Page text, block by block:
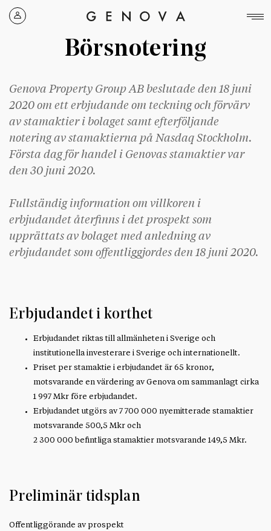
Genova
Group
Börsnotering
Genova Property Group AB beslutade den 18 juni
2020 om ett erbjudande om teckning och förvärv
av stamaktier i bolaget samt efterföljande
notering av stamaktierna på Nasdaq Stockholm.
Första dag för handel i Genovas stamaktier var
den 30 juni 2020.
Fullständig information om villkoren i
erbjudandet återfinns i det prospekt som
upprättats av bolaget med anledning av
erbjudandet som offentliggjordes den 18 juni 2020.
Erbjudandet i korthet
Erbjudandet riktas till allmänheten i Sverige och
institutionella investerare i Sverige och internationellt.
Priset per stamaktie i erbjudandet är 65 kronor,
motsvarande en värdering av Genova om sammanlagt cirka
1 997 Mkr före erbjudandet.
Erbjudandet utgörs av 7 700 000 nyemitterade stamaktier
motsvarande 500,5 Mkr och
2 300 000 befintliga stamaktier motsvarande 149,5 Mkr.
Preliminär tidsplan
Offentliggörande av prospekt